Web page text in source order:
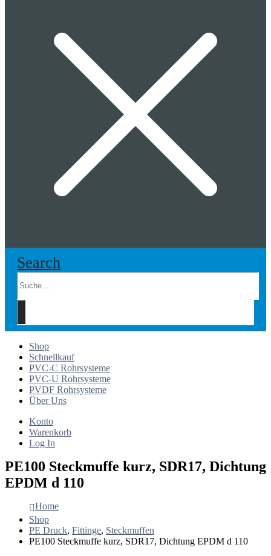
Search
Shop
Schnellkauf
PVC-C Rohrsysteme
PVC-U Rohrsysteme
PVDF Rohrsysteme
Über Uns
Konto
Warenkorb
Log In
PE100 Steckmuffe kurz, SDR17, Dichtung
EPDM d 110
Home
Shop
PE Druck, Fittinge, Steckmuffen
PE100 Steckmuffe kurz, SDR17, Dichtung EPDM d 110